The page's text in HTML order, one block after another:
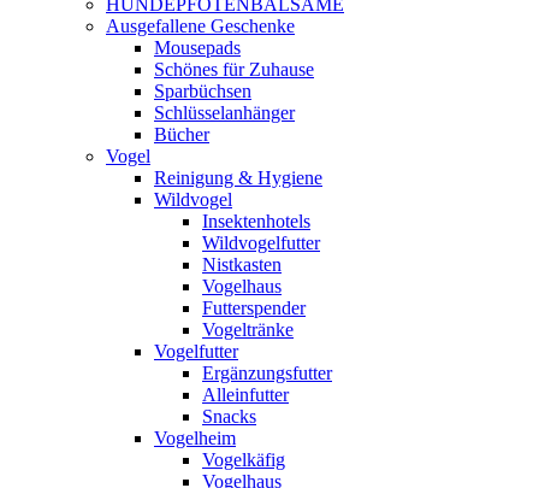
HUNDEPFOTENBALSAME
Ausgefallene Geschenke
Mousepads
Schönes für Zuhause
Sparbüchsen
Schlüsselanhänger
Bücher
Vogel
Reinigung & Hygiene
Wildvogel
Insektenhotels
Wildvogelfutter
Nistkasten
Vogelhaus
Futterspender
Vogeltränke
Vogelfutter
Ergänzungsfutter
Alleinfutter
Snacks
Vogelheim
Vogelkäfig
Vogelhaus